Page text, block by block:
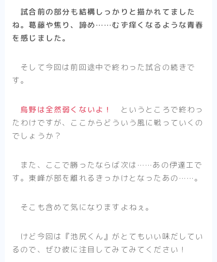
死に戻り令嬢のルチェッタ
末永くよろしくお願いします
その他
単発紹介
ハイキュー！！
夏目友人帳
SAKAMOTO DAYS
Helck（アニメ）
マッシュル-MASHLE-
悪役令嬢転生おじさん
逃げ上手の若君
試合前の部分も結構しっかりと描かれてました
ね。葛藤や焦り、諦め……むず痒くなるような青春
を感じました。
そして今回は前回途中で終わった試合の続きで
す。
烏野は全然弱くないよ！
というところで終わっ
たわけですが、ここからどういう風に戦っていくの
でしょうか？
また、ここで勝ったならば次は……あの伊達工で
す。東峰が部を離れるきっかけとなったあの……。
そこも含めて気になりますよねぇ。
けど今回は『池尻くん』がとてもいい味だしてい
るので、ぜひ彼に注目してみてみてください！